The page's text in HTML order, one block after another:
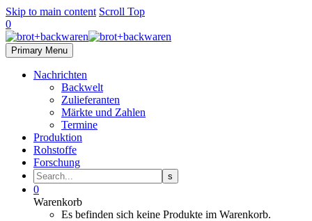
Skip to main content Scroll Top
0
Primary Menu
Nachrichten
Backwelt
Zulieferanten
Märkte und Zahlen
Termine
Produktion
Rohstoffe
Forschung
0
Warenkorb
Es befinden sich keine Produkte im Warenkorb.